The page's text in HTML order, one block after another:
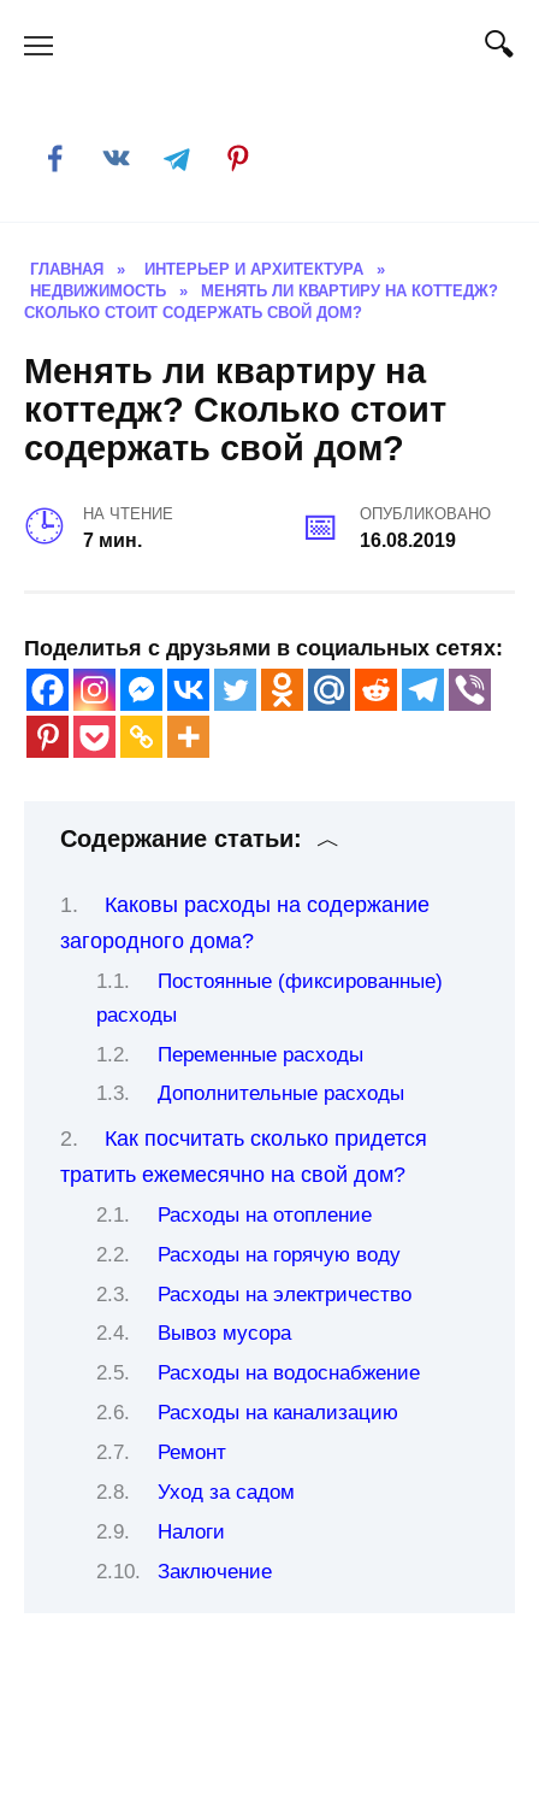
ГЛАВНАЯ » ИНТЕРЬЕР И АРХИТЕКТУРА
»
НЕДВИЖИМОСТЬ
»
МЕНЯТЬ ЛИ КВАРТИРУ НА КОТТЕДЖ?
СКОЛЬКО СТОИТ СОДЕРЖАТЬ СВОЙ ДОМ?
Менять ли квартиру на
коттедж? Сколько стоит
содержать свой дом?
НА ЧТЕНИЕ
7 мин.
ОПУБЛИКОВАНО
16.08.2019
Поделитья с друзьями в социальных сетях:
Содержание статьи:
Каковы расходы на содержание
загородного дома?
Постоянные (фиксированные)
расходы
Переменные расходы
Дополнительные расходы
Как посчитать сколько придется
тратить ежемесячно на свой дом?
Расходы на отопление
Расходы на горячую воду
Расходы на электричество
Вывоз мусора
Расходы на водоснабжение
Расходы на канализацию
Ремонт
Уход за садом
Налоги
Заключение